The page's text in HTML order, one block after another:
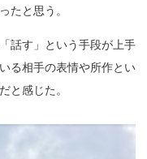
たと思う。
話す」という手段が上手
る相手の表情や所作とい
と感じた。